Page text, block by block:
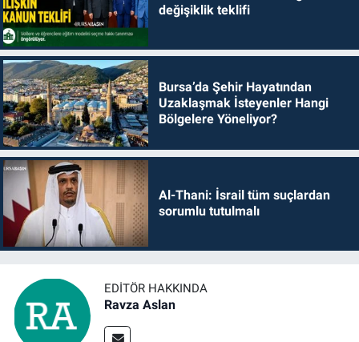
değişiklik teklifi
Bursa’da Şehir Hayatından
Uzaklaşmak İsteyenler Hangi
Bölgelere Yöneliyor?
Al-Thani: İsrail tüm suçlardan
sorumlu tutulmalı
EDITÖR HAKKINDA
Ravza Aslan